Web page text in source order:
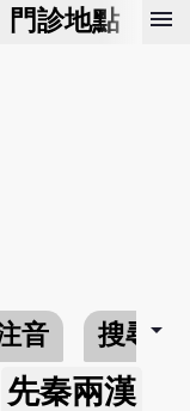
門診地點 預
menu
音 搜尋arrow_drop_down
先秦兩漢